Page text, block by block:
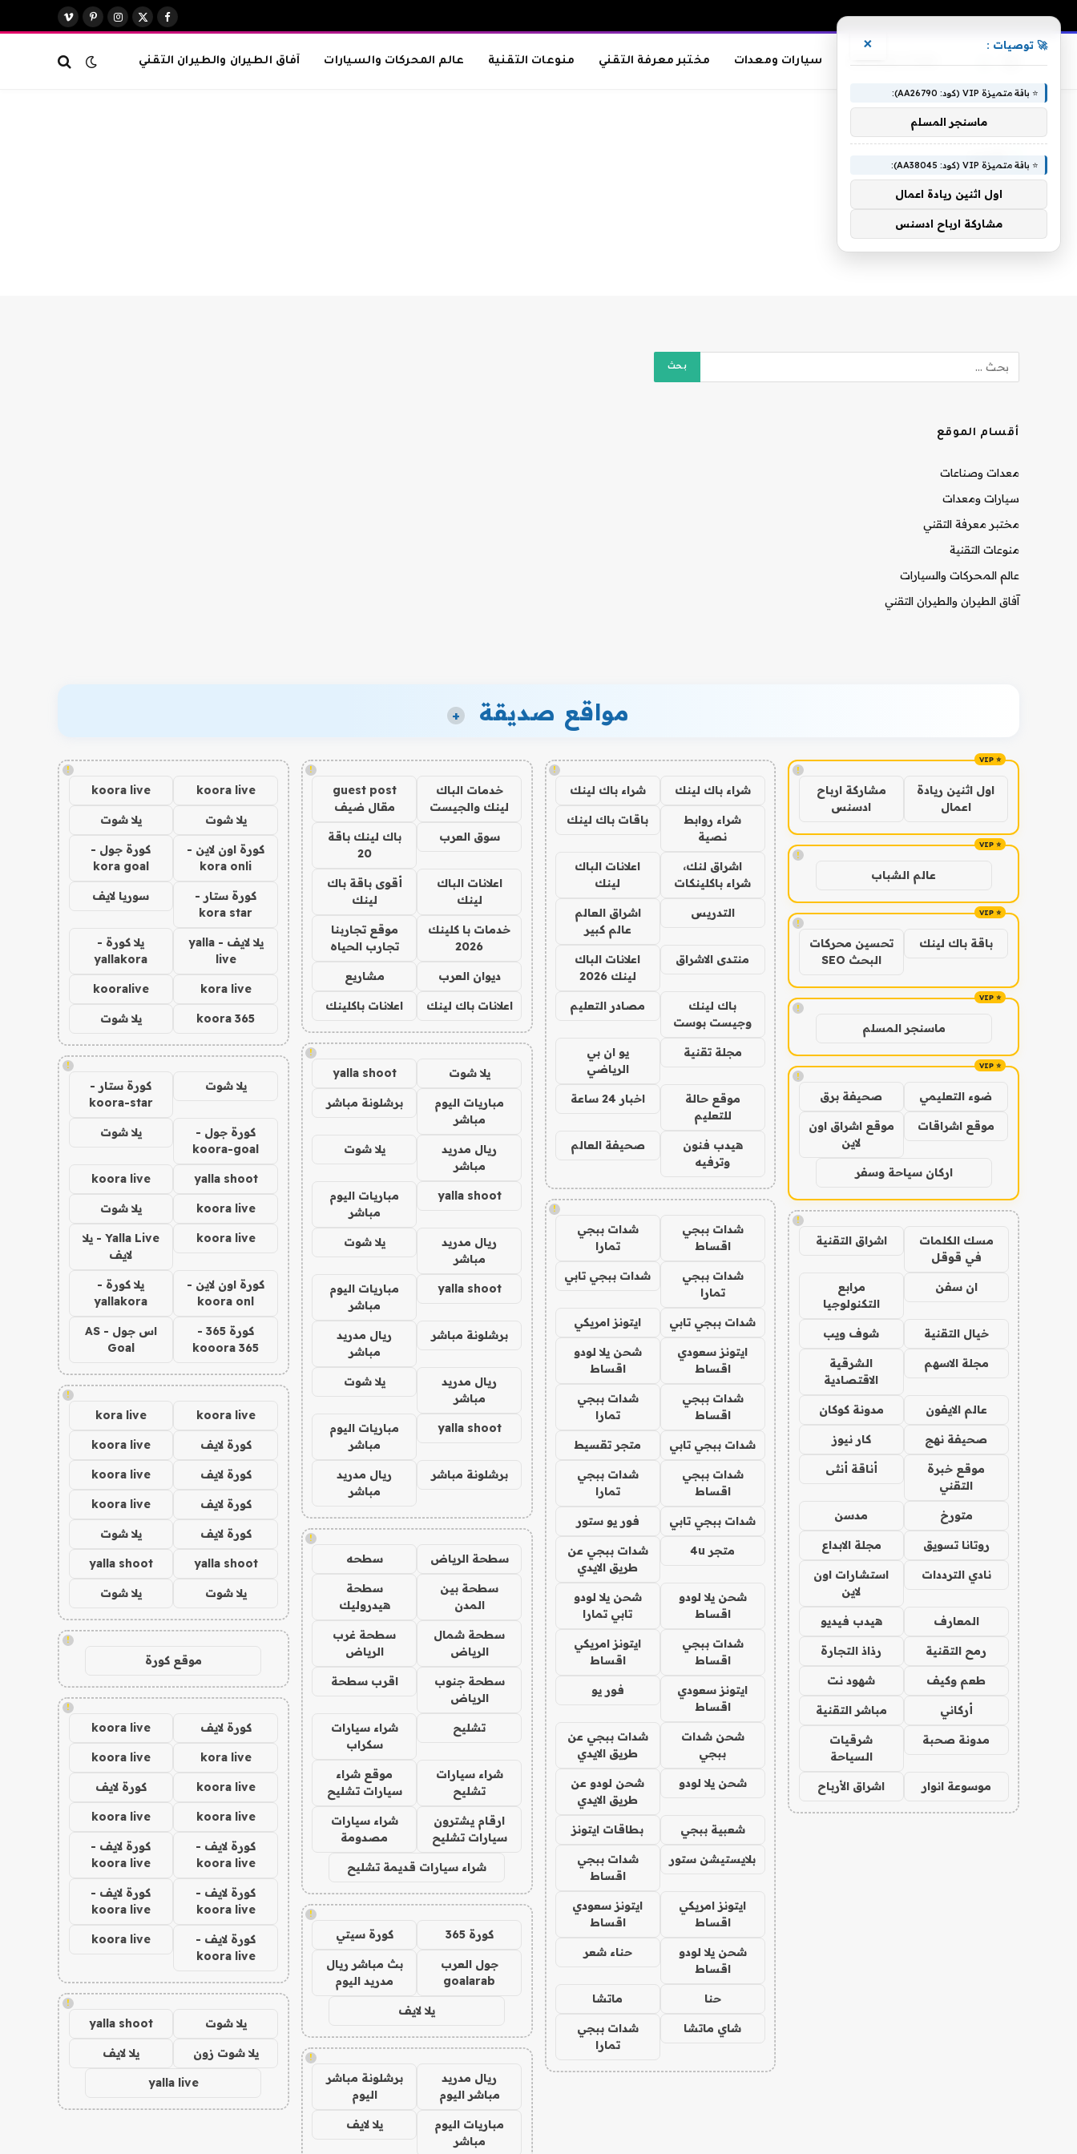
فيسبوك
X
الانستغرامبينتيريست
فيميو
سيارات ومعدات مختبر معرفة التقني منوعات التقنية عالم المحركات والسيارات آفاق الطيران والطيران التقني
أقدره
أقسام الموقع
معدات وصناعات
سيارات ومعدات
مختبر معرفة التقني
منوعات التقنية
عالم المحركات والسيارات
آفاق الطيران والطيران التقني
مواقع صديقة +
!
اول اثنين ريادة
اعمال
مشاركة ارباح
ادسنس
!
عالم الشباب
!
باقة باك لينك
تحسين محركات
البحث SEO
!
ماسنجر المسلم
!
ضوء التعليمي صحيفة برق
موقع اشراقات
موقع اشراق اون
لاين
اركان سياحة وسفر
!
مسك الكلمات
في قوقل
اشراق التقنية
ان سفن
مرابع
التكنولوجيا
خيال التقنية شوف ويب
مجلة الاسهم
الشرقية
الاقتصادية
عالم الايفون مدونة كوكان
صحيفة نهج كار نيوز
موقع خبرة
التقني
أناقة أنثى
متورخ مدسن
روتانا تسويق مجلة الابداع
نادي الترددات
استشارات اون
لاين
المعارف هيدب فيديو
رمح التقنية رذاذ التجارة
طعم وكيف شهود نت
أركاني مباشر التقنية
مدونة صحبة
شرقيات
السياحة
موسوعة انوار اشراق الأرباح
!
شراء باك لينك شراء باك لينك
شراء روابط
نصية
باقات باك لينك
اشراق لنك،
شراء باكلينكات
اعلانات الباك
لينك
التدريس
اشراق العالم
عالم كبير
منتدى الاشراق
اعلانات الباك
لينك 2026
باك لينك
وجيست بوست
مصادر التعليم
مجلة تقنية
يو ان بي
الرياضي
موقع حالة
للتعليم
اخبار 24 ساعة
هيدب فنون
وترفيه
صحيفة العالم
!
شدات ببجي
اقساط
شدات ببجي
تمارا
شدات ببجي
تمارا
شدات ببجي تابي
شدات ببجي تابي ايتونز امريكي
ايتونز سعودي
اقساط
شحن يلا لودو
اقساط
شدات ببجي
اقساط
شدات ببجي
تمارا
شدات ببجي تابي متجر تقسيط
شدات ببجي
اقساط
شدات ببجي
تمارا
شدات ببجي تابي فور يو ستور
متجر 4u
شدات ببجي عن
طريق الايدي
شحن يلا لودو
اقساط
شحن يلا لودو
تابي تمارا
شدات ببجي
اقساط
ايتونز امريكي
اقساط
ايتونز سعودي
اقساط
فور يو
شحن شدات
ببجي
شدات ببجي عن
طريق الايدي
شحن يلا لودو
شحن لودو عن
طريق الايدي
شعبية ببجي بطاقات ايتونز
بلايستيشن ستور
شدات ببجي
اقساط
ايتونز امريكي
اقساط
ايتونز سعودي
اقساط
شحن يلا لودو
اقساط
حناء شعر
حنا ماتشا
شاي ماتشا
شدات ببجي
تمارا
!
خدمات الباك
لينك والجيست
guest post
مقال ضيف
سوق العرب
باك لينك باقة
20
اعلانات الباك
لينك
أقوى باقة باك
لينك
خدمات با كلينك
2026
موقع تجاربنا
تجارب الحياه
ديوان العرب مشاريع
اعلانات باك لينك اعلانات باكلينك
!
يلا شوت yalla shoot
مباريات اليوم
مباشر
برشلونة مباشر
ريال مدريد
مباشر
يلا شوت
yalla shoot
مباريات اليوم
مباشر
ريال مدريد
مباشر
يلا شوت
yalla shoot
مباريات اليوم
مباشر
برشلونة مباشر
ريال مدريد
مباشر
ريال مدريد
مباشر
يلا شوت
yalla shoot
مباريات اليوم
مباشر
برشلونة مباشر
ريال مدريد
مباشر
!
سطحة الرياض سطحه
سطحة بين
المدن
سطحة
هيدروليك
سطحة شمال
الرياض
سطحة غرب
الرياض
سطحة جنوب
الرياض
اقرب سطحة
تشليح
شراء سيارات
سكراب
شراء سيارات
تشليح
موقع شراء
سيارات تشليح
ارقام يشترون
سيارات تشليح
شراء سيارات
مصدومة
شراء سيارات قديمة تشليح
!
كورة 365 كورة سيتي
جول العرب
goalarab
بث مباشر ريال
مدريد اليوم
يلا لايف
!
ريال مدريد
مباشر اليوم
برشلونة مباشر
اليوم
مباريات اليوم
مباشر
يلا لايف
!
koora live
koora live
يلا شوت يلا شوت
كورة اون لاين -
kora onli
كورة جول -
kora goal
كورة ستار -
kora star
سوريا لايف
يلا لايف - yalla
live
يلا كورة -
yallakora
kora live
kooralive
koora 365 يلا شوت
!
يلا شوت
كورة ستار -
koora-star
كورة جول -
koora-goal
يلا شوت
yalla shoot
koora live
koora live يلا شوت
koora live
Yalla Live - يلا
لايف
كورة اون لاين -
koora onl
يلا كورة -
yallakora
كورة 365 -
kooora 365
اس جول - AS
Goal
!
koora live
kora live
كورة لايف koora live
كورة لايف koora live
كورة لايف koora live
كورة لايف يلا شوت
yalla shoot
yalla shoot
يلا شوت يلا شوت
!
موقع كورة
!
كورة لايف koora live
kora live
koora live
koora live كورة لايف
koora live
koora live
كورة لايف -
koora live
كورة لايف -
koora live
كورة لايف -
koora live
كورة لايف -
koora live
كورة لايف -
koora live
koora live
!
يلا شوت yalla shoot
يلا شوت زون يلا لايف
yalla live
🚀 توصيات : ×
⭐ باقة متميزة VIP (كود: AA26790):
ماسنجر المسلم
⭐ باقة متميزة VIP (كود: AA38045):
اول اثنين ريادة اعمال
مشاركة ارباح ادسنس